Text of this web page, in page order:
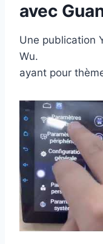
avec
Une publication
Wu.
ayant pour